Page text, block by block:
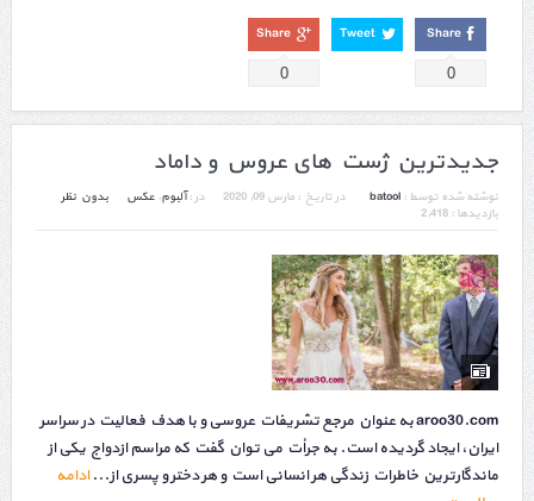
Share
0
Tweet
Share
0
جدیدترین ژست های عروس و داماد
نوشته شده توسط : batool در تاریخ : مارس 09, 2020 در :آلبوم, عکس
بدون نظر
بازدیدها : 2,418
aroo30.com به عنوان مرجع تشریفات عروسی و با هدف فعالیت در سراسر
ایران، ایجاد گردیده است. به جرأت می توان گفت که مراسم ازدواج یکی از
ماندگارترین خاطرات زندگی هر انسانی است و هر دختر و پسری از...ادامه